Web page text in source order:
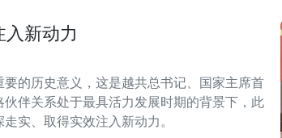
新动力
的历史意义，这是越共总书记、国家主席首
伴关系处于最具活力发展时期的背景下，此
实、取得实效注入新动力。